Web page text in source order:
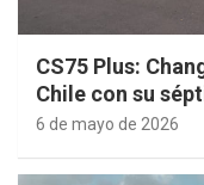
CS75 Plus:
Chile con su
6 de mayo de 2026